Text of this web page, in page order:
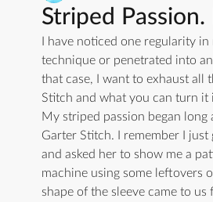
Striped Passion.
I have noticed one regularity
technique or penetrated into
that case, I want to exhaust all
Stitch and what you can turn it
My striped passion began
Garter Stitch. I remember I
and asked her to show me a
machine using some leftovers
shape of the sleeve came to